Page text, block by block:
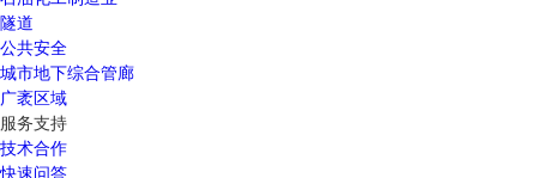
隧道
公共安全
城市地下综合管廊
广袤区域
服务支持
技术合作
快速问答